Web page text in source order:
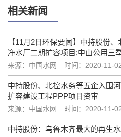
相关新闻
【11月2日环保要闻】中持股份
净水厂二期扩容项目;中山公用三
来源：中国水网 时间：2020-11-
中持股份、北控水务等五企入围
扩容建设工程PPP项目资审
来源：中国水网 时间：2020-11-
中持股份：乌鲁木齐最大的再生